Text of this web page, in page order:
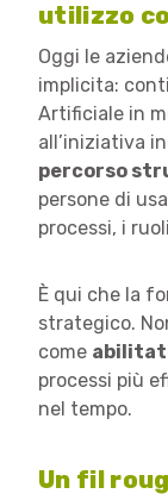
utilizzo
Oggi le
implicita:
Artificiale in
all’iniziativa
percorso
persone di
processi, i
È qui che la
strategico.
come
processi più
nel tempo.
Un fil